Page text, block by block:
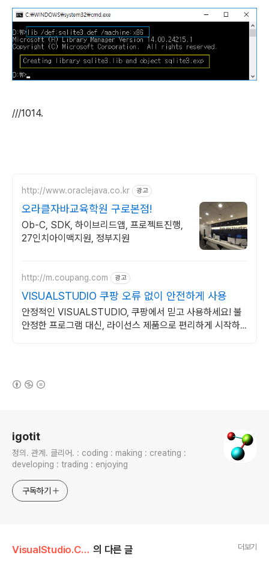
///1014.
http://www.oraclejava.co.kr 광고
오라클자바교육학원 구로본점!
Ob-C, SDK, 하이브리드앱, 프로젝트진행,
27인치아이맥지원, 정부지원
http://m.coupang.com 광고
VISUALSTUDIO 쿠팡 오류 없이 안전하게 사용
안정적인 VISUALSTUDIO, 쿠팡에서 믿고 사용하세요! 불
안정한 프로그램 대신, 라이선스 제품으로 편리하게 시작하
igotit
정의. 관계. 클리어. : coding : making : creating :
developing : trading : enjoying
구독하기
VisualStudio.C++.C#/코딩팁,함수활용,단편 의 다른 글 더보기